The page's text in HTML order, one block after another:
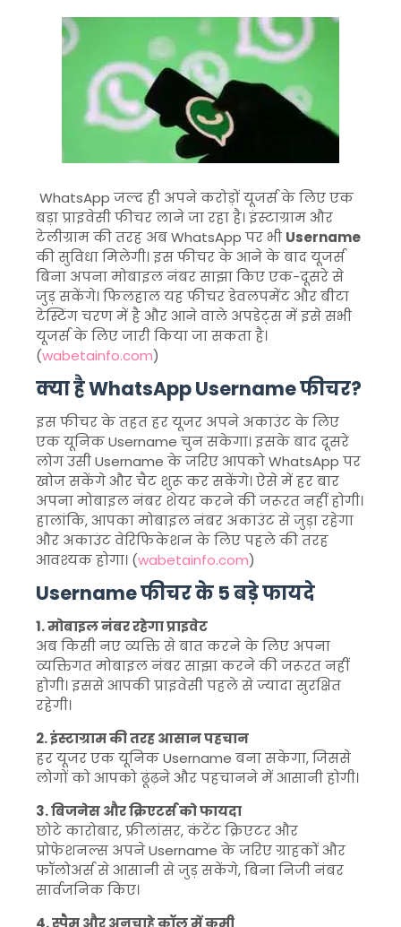
WhatsApp जल्द ही अपने करोड़ों यूजर्स के लिए एक
बड़ा प्राइवेसी फीचर लाने जा रहा है। इंस्टाग्राम और
टेलीग्राम की तरह अब WhatsApp पर भी Username
की सुविधा मिलेगी। इस फीचर के आने के बाद यूजर्स
बिना अपना मोबाइल नंबर साझा किए एक-दूसरे से
जुड़ सकेंगे। फिलहाल यह फीचर डेवलपमेंट और बीटा
टेस्टिंग चरण में है और आने वाले अपडेट्स में इसे सभी
यूजर्स के लिए जारी किया जा सकता है।
(wabetainfo.com)
क्या है WhatsApp Username फीचर?
इस फीचर के तहत हर यूजर अपने अकाउंट के लिए
एक यूनिक Username चुन सकेगा। इसके बाद दूसरे
लोग उसी Username के जरिए आपको WhatsApp पर
खोज सकेंगे और चैट शुरू कर सकेंगे। ऐसे में हर बार
अपना मोबाइल नंबर शेयर करने की जरूरत नहीं होगी।
हालांकि, आपका मोबाइल नंबर अकाउंट से जुड़ा रहेगा
और अकाउंट वेरिफिकेशन के लिए पहले की तरह
आवश्यक होगा। (wabetainfo.com)
Username फीचर के 5 बड़े फायदे
1. मोबाइल नंबर रहेगा प्राइवेट
अब किसी नए व्यक्ति से बात करने के लिए अपना
व्यक्तिगत मोबाइल नंबर साझा करने की जरूरत नहीं
होगी। इससे आपकी प्राइवेसी पहले से ज्यादा सुरक्षित
रहेगी।
2. इंस्टाग्राम की तरह आसान पहचान
हर यूजर एक यूनिक Username बना सकेगा, जिससे
लोगों को आपको ढूंढ़ने और पहचानने में आसानी होगी।
3. बिजनेस और क्रिएटर्स को फायदा
छोटे कारोबार, फ्रीलांसर, कंटेंट क्रिएटर और
प्रोफेशनल्स अपने Username के जरिए ग्राहकों और
फॉलोअर्स से आसानी से जुड़ सकेंगे, बिना निजी नंबर
सार्वजनिक किए।
4. स्पैम और अनचाहे कॉल में कमी